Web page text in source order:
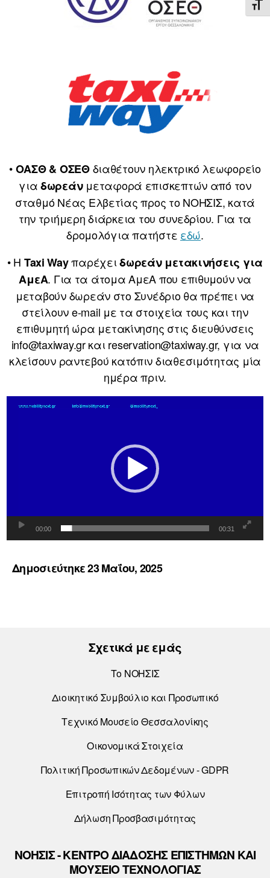
•ΟΑΣΘ & ΟΣΕΘδιαθέτουν ηλεκτρικό λεωφορείο
γιαδωρεάνμεταφορά επισκεπτών από τον
σταθμό Νέας Ελβετίας προς το ΝΟΗΣΙΣ, κατά
την τριήμερη διάρκεια του συνεδρίου. Για τα
δρομολόγια πατήστε εδώ.
• Η Taxi Wayπαρέχειδωρεάν μετακινήσεις για
ΑμεΑ. Για τα άτομα ΑμεΑ που επιθυμούν να
μεταβούν δωρεάν στο Συνέδριο θα πρέπει να
στείλουν e-mail με τα στοιχεία τους και την
επιθυμητή ώρα μετακίνησης στις διευθύνσεις
info@taxiway.gr και reservation@taxiway.gr, για να
κλείσουν ραντεβού κατόπιν διαθεσιμότητας μία
ημέρα πριν.
Π
γ
ρ
α
μ
α
ν
α
ω
γ
ς
Β
ν
τ
ο
00:00 00:31
Δημοσιεύτηκε 23 Μαΐου, 2025
Σχετικά με εμάς
Το ΝΟΗΣΙΣ
Διοικητικό Συμβούλιο και Προσωπικό
Τεχνικό Μουσείο Θεσσαλονίκης
Οικονομικά Στοιχεία
Πολιτική Προσωπικών Δεδομένων - GDPR
Επιτροπή Ισότητας των Φύλων
Δήλωση Προσβασιμότητας
ΝΟΗΣΙΣ - ΚΕΝΤΡΟ ΔΙΑΔΟΣΗΣ ΕΠΙΣΤΗΜΩΝ ΚΑΙ
ΜΟΥΣΕΙΟ ΤΕΧΝΟΛΟΓΙΑΣ